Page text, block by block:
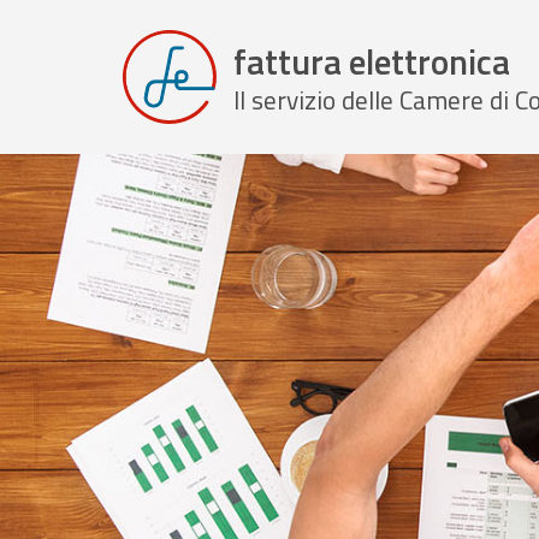
fattura elettronica
Il servizio delle Camere di